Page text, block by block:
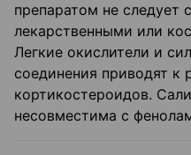
препаратом не следует
лекарственными или
Легкие окислители и
соединения приводят к
кортикостероидов.
несовместима с